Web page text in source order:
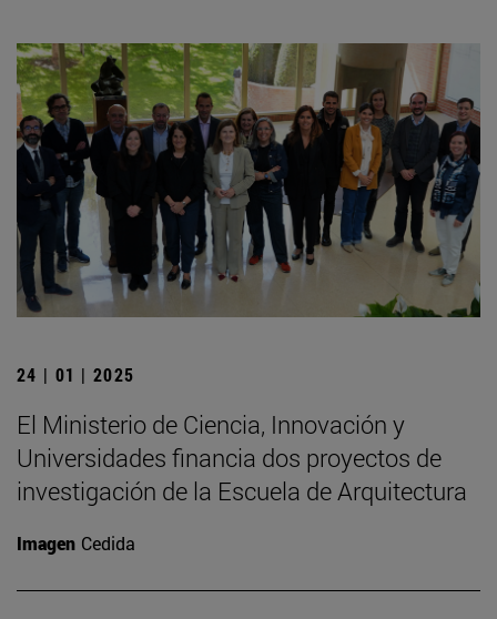
24 | 01 | 2025
El Ministerio de Ciencia, Innovación y
Universidades financia dos proyectos de
investigación de la Escuela de Arquitectura
Imagen Cedida